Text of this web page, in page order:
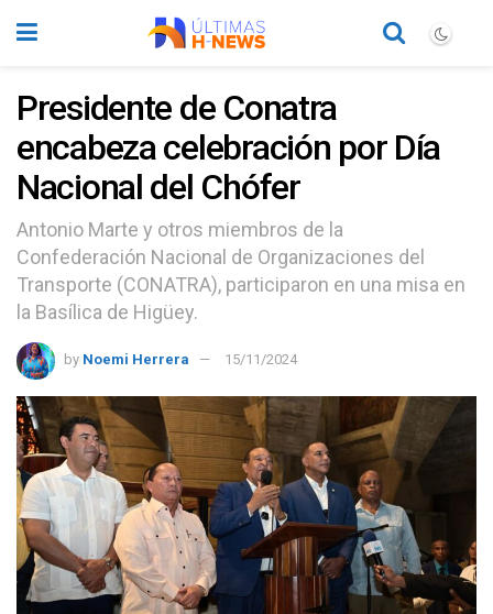
Presidente de Conatra
encabeza celebración por Día
Nacional del Chófer
Antonio Marte y otros miembros de la
Confederación Nacional de Organizaciones del
Transporte (CONATRA), participaron en una misa en
la Basílica de Higüey.
by Noemi Herrera 15/11/2024